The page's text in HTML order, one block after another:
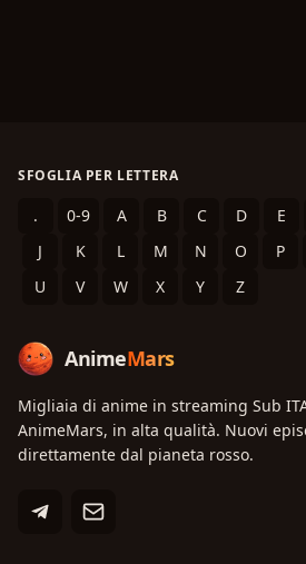
SFOGLIA PER LETTERA
. 0-9 A B C D E
J
K L M N O P
U
V W X Y Z
AnimeMars
Migliaia di anime in streaming Sub
AnimeMars, in alta qualità. Nuovi
direttamente dal pianeta rosso.